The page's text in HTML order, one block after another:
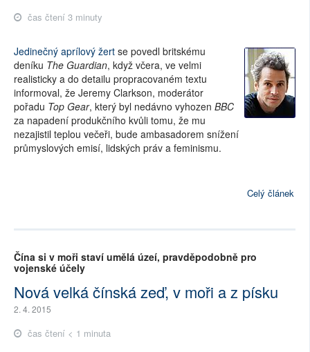
čas čtení 3 minuty
Jedinečný aprílový žert se povedl britskému
deníku The Guardian, když včera, ve velmi
realisticky a do detailu propracovaném textu
informoval, že Jeremy Clarkson, moderátor
pořadu Top Gear, který byl nedávno vyhozen BBC
za napadení produkčního kvůli tomu, že mu
nezajistil teplou večeři, bude ambasadorem snížení
průmyslových emisí, lidských práv a feminismu.
Celý článek
Čína si v moři staví umělá úzeí, pravděpodobně pro
vojenské účely
Nová velká čínská zeď, v moři a z písku
2. 4. 2015
čas čtení < 1 minuta